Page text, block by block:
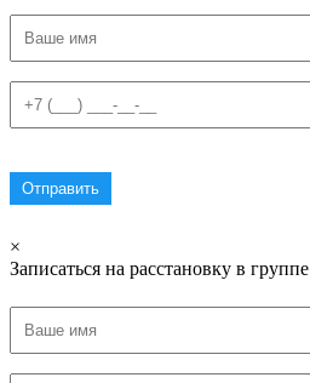
×
Записаться на расстановку в группе